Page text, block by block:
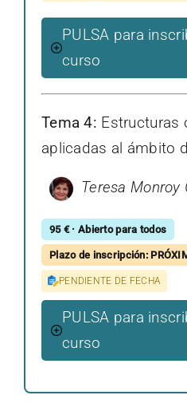
PULSA para
curso
Tema 4: Estructuras
aplicadas al ámbito
Teresa Monroy
95 € · Abierto para todos
Plazo de inscripción:
PENDIENTE DE FECHA
PULSA para
curso